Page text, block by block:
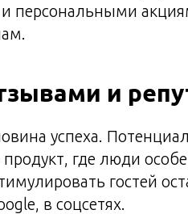
персональными
и
успеха.
где люди
гостей
в соцсетях.